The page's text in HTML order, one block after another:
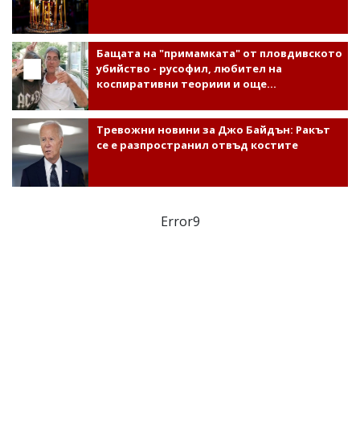
Бащата на "примамката" от пловдивското
убийство - русофил, любител на
коспиративни теориии и още...
Тревожни новини за Джо Байдън: Ракът
се е разпространил отвъд костите
Error9